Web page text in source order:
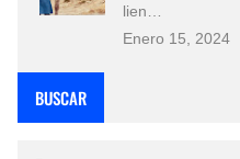
lien…
Enero 15, 2024
BUSCAR